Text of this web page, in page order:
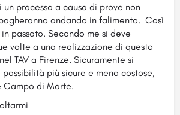
un processo a causa di prove non
andando in falimento. Così
in passato. Secondo me si deve
volte a una realizzazione di questo
TAV a Firenze. Sicuramente si
più sicure e meno costose,
Campo di Marte.